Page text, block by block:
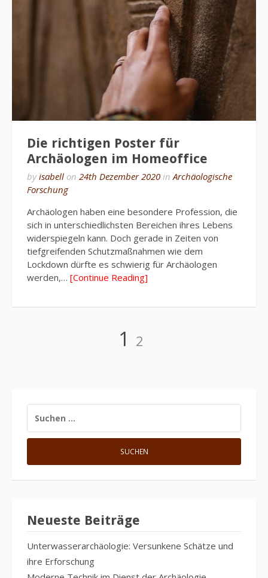
Die richtigen Poster für
Archäologen im Homeoffice
byisabell on 24th Dezember 2020 inArchäologische
Forschung
Archäologen haben eine besondere Profession, die
sich in unterschiedlichsten Bereichen ihres Lebens
widerspiegeln kann. Doch gerade in Zeiten von
tiefgreifenden Schutzmaßnahmen wie dem
Lockdown dürfte es schwierig für Archäologen
werden,… [Continue Reading]
Seitennummerierung
Page
1 Page
2
NACH:
Neueste Beiträge
Unterwasserarchäologie: Versunkene Schätze und
ihre Erforschung